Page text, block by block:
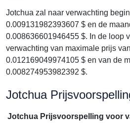
Jotchua zal naar verwachting
0.009131982393607 $ en de
0.008636601946455 $. In de loop
verwachting van maximale prijs
0.012169049974105 $ en van de
0.008274953982392 $.
Jotchua
Jotchua Prijsvoorspelling voor